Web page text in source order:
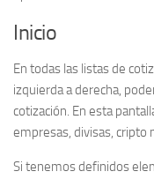
Inicio
En todas las listas de
izquierda a derecha,
cotización. En esta
empresas, divisas, cripto
Si tenemos definidos